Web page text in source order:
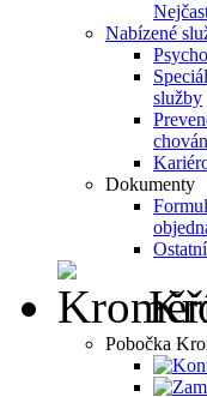
Nabízené
služby
Dokumenty
Pobočka